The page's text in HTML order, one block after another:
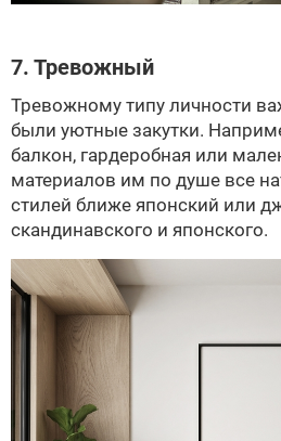
7. Тревожный
Тревожному типу личности
были уютные закутки.
балкон, гардеробная или
материалов им по душе все
стилей ближе японский или
скандинавского и японского.